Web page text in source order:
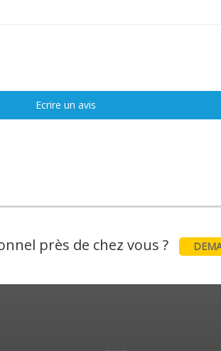
Ecrire un avis
près de chez vous ?